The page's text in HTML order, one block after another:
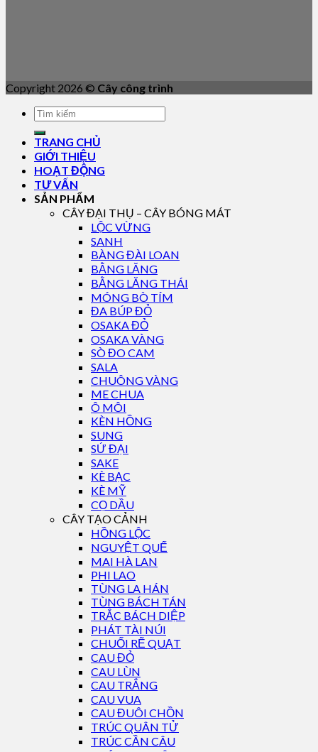
Copyright 2026 © Cây công trình
TRANG CHỦ
GIỚI THIỆU
HOẠT ĐỘNG
TƯ VẤN
SẢN PHẨM
CÂY ĐẠI THỤ – CÂY BÓNG MÁT
LỘC VỪNG
SANH
BÀNG ĐÀI LOAN
BẰNG LĂNG
BẰNG LĂNG THÁI
MÓNG BÒ TÍM
ĐA BÚP ĐỎ
OSAKA ĐỎ
OSAKA VÀNG
SÒ ĐO CAM
SALA
CHUÔNG VÀNG
ME CHUA
Ô MÔI
KÈN HỒNG
SUNG
SỨ ĐẠI
SAKE
KÈ BẠC
KÈ MỸ
CỌ DẦU
CÂY TẠO CẢNH
HỒNG LỘC
NGUYỆT QUẾ
MAI HÀ LAN
PHI LAO
TÙNG LA HÁN
TÙNG BÁCH TÁN
TRẮC BÁCH DIỆP
PHÁT TÀI NÚI
CHUỐI RẼ QUẠT
CAU ĐỎ
CAU LÙN
CAU TRẮNG
CAU VUA
CAU ĐUÔI CHỒN
TRÚC QUÂN TỬ
TRÚC CẦN CÂU